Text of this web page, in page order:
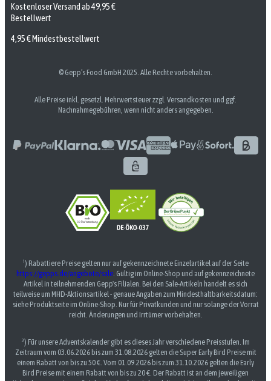
Kostenloser Versand ab 49,95 €
Bestellwert
4,95 € Mindestbestellwert
© Gepp’s Food GmbH 2025. Alle Rechte vorbehalten.
Alle Preise inkl. gesetzl. Mehrwertsteuer zzgl. Versandkosten und ggf.
Nachnahmegebühren, wenn nicht anders angegeben.
¹) Rabattiere Preise gelten nur auf gekennzeichnete Einzelartikel auf der Seite
https://gepps.de/angebote/sale. Gültig im Online-Shop und auf gekennzeichnete
Artikel in teilnehmenden Gepp's Filialen. Bei den Sale-Artikeln handelt es sich
teilweise um MHD-Aktionsartikel - genaue Angaben zum Mindesthaltbarkeitsdatum:
siehe Produktseite im Online-Shop. Nur für Privatkunden und nur solange der Vorrat
reicht. Änderungen und Irrtümer vorbehalten.
³) Für unsere Adventskalender gibt es dieses Jahr verschiedene Preisstufen. Im
Zeitraum vom 03.06.2026 bis zum 31.08.2026 gelten die Super Early Bird Preise mit
einem Rabatt von bis zu 50 €. Vom 01.09.2026 bis zum 31.10.2026 gelten die Early
Bird Preise mit einem Rabatt von bis zu 20 €. Der Rabatt ist an dem jeweiligen